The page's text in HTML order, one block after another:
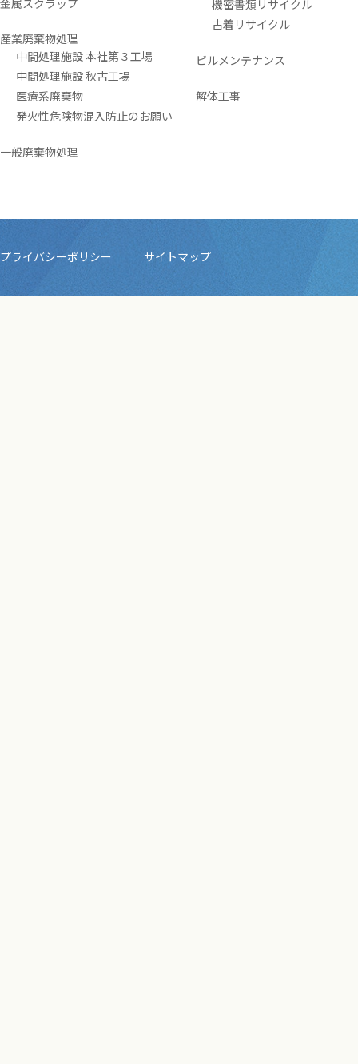
金属スクラップ
産業廃棄物処理
中間処理施設 本社第３工場
中間処理施設 秋古工場
医療系廃棄物
発火性危険物混入防止のお願い
一般廃棄物処理
機密書類リサイクル
古着リサイクル
ビルメンテナンス
解体工事
プライバシーポリシー サイトマップ